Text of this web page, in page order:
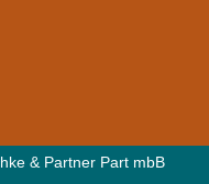
& Partner Part mbB